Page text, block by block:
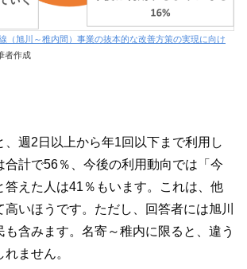
（旭川～稚内間）事業の抜本的な改善方策の実現に向け
者作成
、週2日以上から年1回以下まで利用し
合計で56％、今後の利用動向では「今
答えた人は41％もいます。これは、他
いほうです。ただし、回答者には旭川
も含みます。名寄～稚内に限ると、違う
ません。